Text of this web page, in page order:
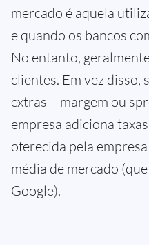
mercado é aquela
e quando os bancos
No entanto,
clientes. Em vez disso,
extras – margem ou
empresa adiciona
oferecida pela
média de mercado
Google).